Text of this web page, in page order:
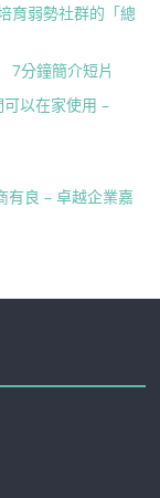
育弱勢社群的「總
7分鐘簡介短片
可以在家使用 –
有良 – 卓越企業嘉